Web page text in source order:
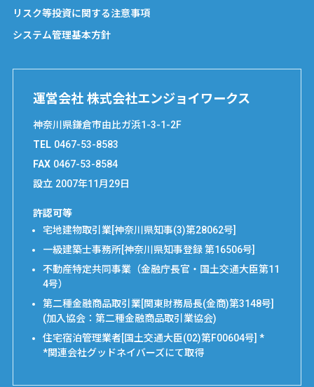
リスク等投資に関する注意事項
システム管理基本方針
運営会社 株式会社エンジョイワークス
神奈川県鎌倉市由比ガ浜1-3-1-2F
TEL 0467-53-8583
FAX 0467-53-8584
設立 2007年11月29日
許認可等
宅地建物取引業[神奈川県知事(3)第28062号]
一級建築士事務所[神奈川県知事登録 第16506号]
不動産特定共同事業（金融庁長官・国土交通大臣第11
4号）
第二種金融商品取引業[関東財務局長(金商)第3148号]
(加入協会：第二種金融商品取引業協会)
住宅宿泊管理業者[国土交通大臣(02)第F00604号] *
*関連会社グッドネイバーズにて取得